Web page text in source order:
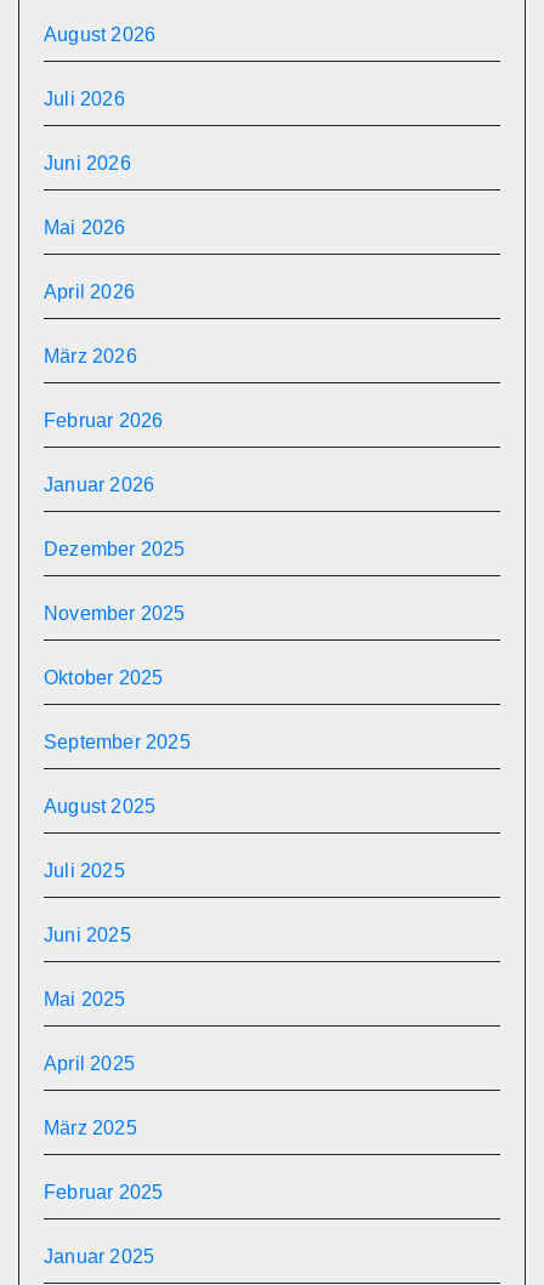
August 2026
Juli 2026
Juni 2026
Mai 2026
April 2026
März 2026
Februar 2026
Januar 2026
Dezember 2025
November 2025
Oktober 2025
September 2025
August 2025
Juli 2025
Juni 2025
Mai 2025
April 2025
März 2025
Februar 2025
Januar 2025